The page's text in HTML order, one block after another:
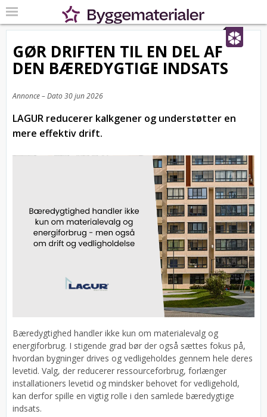
GØR DRIFTEN TIL EN DEL AF
DEN BÆREDYGTIGE INDSATS
Annonce – Dato30 jun 2026
LAGUR reducerer kalkgener og understøtter en
mere effektiv drift.
Bæredygtighed handler ikke kun om materialevalg og
energiforbrug. I stigende grad bør der også sættes fokus på,
hvordan bygninger drives og vedligeholdes gennem hele deres
levetid. Valg, der reducerer ressourceforbrug, forlænger
installationers levetid og mindsker behovet for vedligehold,
kan derfor spille en vigtig rolle i den samlede bæredygtige
indsats.